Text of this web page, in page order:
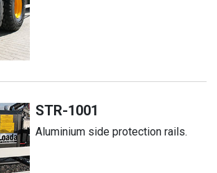
STR-1001
Aluminium side protection rails.